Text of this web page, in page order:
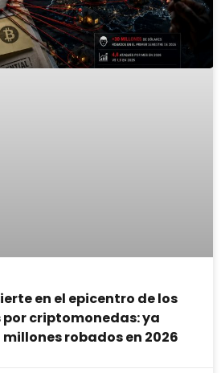
en el epicentro de los
criptomonedas: ya
robados en 2026